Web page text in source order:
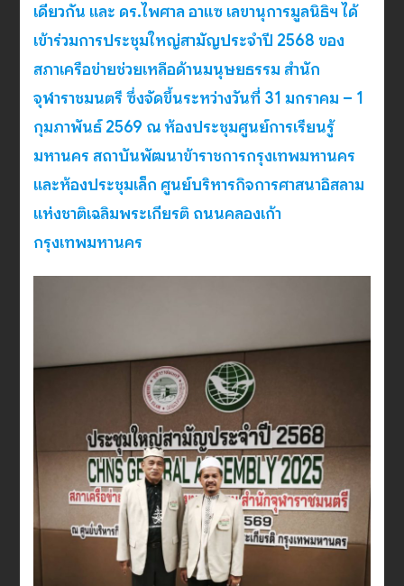
เดียวกัน และ ดร.ไพศาล อาแซ เลขานุการมูลนิธิฯ ได้
เข้าร่วมการประชุมใหญ่สามัญประจำปี 2568 ของ
สภาเครือข่ายช่วยเหลือด้านมนุษยธรรม สำนัก
จุฬาราชมนตรี ซึ่งจัดขึ้นระหว่างวันที่ 31 มกราคม – 1
กุมภาพันธ์ 2569 ณ ห้องประชุมศูนย์การเรียนรู้
มหานคร สถาบันพัฒนาข้าราชการกรุงเทพมหานคร
และห้องประชุมเล็ก ศูนย์บริหารกิจการศาสนาอิสลาม
แห่งชาติเฉลิมพระเกียรติ ถนนคลองเก้า
กรุงเทพมหานคร